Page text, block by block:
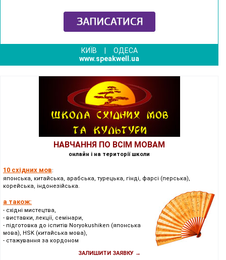
КИЇВ
ОДЕСА
www.speakwell.ua
НАВЧАННЯ ПО ВСІМ МОВАМ
онлайн і на території школи
10 східних мов:
японська, китайська, арабська, турецька, гінді, фарсі (перська),
корейська, індонезійська.
а також:
- східні мистецтва,
- виставки, лекції, семінари,
- підготовка до іспитів Noryokushiken (японська
мова), HSK (китайська мова),
- стажування за кордоном
ЗАЛИШИТИ ЗАЯВКУ →